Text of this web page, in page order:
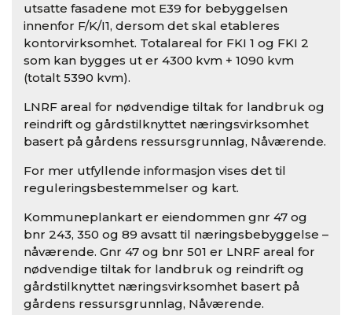
utsatte fasadene mot E39 for bebyggelsen
innenfor F/K/I1, dersom det skal etableres
kontorvirksomhet. Totalareal for FKI 1 og FKI 2
som kan bygges ut er 4300 kvm + 1090 kvm
(totalt 5390 kvm).
LNRF areal for nødvendige tiltak for landbruk og
reindrift og gårdstilknyttet næringsvirksomhet
basert på gårdens ressursgrunnlag, Nåværende.
For mer utfyllende informasjon vises det til
reguleringsbestemmelser og kart.
Kommuneplankart er eiendommen gnr 47 og
bnr 243, 350 og 89 avsatt til næringsbebyggelse –
nåværende. Gnr 47 og bnr 501 er LNRF areal for
nødvendige tiltak for landbruk og reindrift og
gårdstilknyttet næringsvirksomhet basert på
gårdens ressursgrunnlag, Nåværende.